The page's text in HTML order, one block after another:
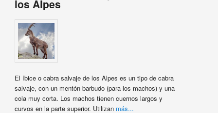
los Alpes
El íbice o cabra salvaje de los Alpes es un tipo de cabra
salvaje, con un mentón barbudo (para los machos) y una
cola muy corta. Los machos tienen cuernos largos y
curvos en la parte superior. Utilizan más...